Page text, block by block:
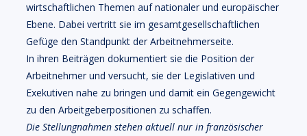
wirtschaftlichen Themen auf nationaler und europäischer
Ebene. Dabei vertritt sie im gesamtgesellschaftlichen
Gefüge den Standpunkt der Arbeitnehmerseite.
In ihren Beiträgen dokumentiert sie die Position der
Arbeitnehmer und versucht, sie der Legislativen und
Exekutiven nahe zu bringen und damit ein Gegengewicht
zu den Arbeitgeberpositionen zu schaffen.
Die Stellungnahmen stehen aktuell nur in französischer